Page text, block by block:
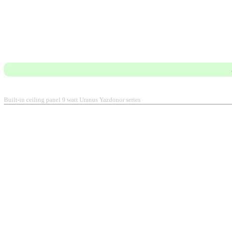
Built-in ceiling panel 9 watt Uranus Yazdonor series